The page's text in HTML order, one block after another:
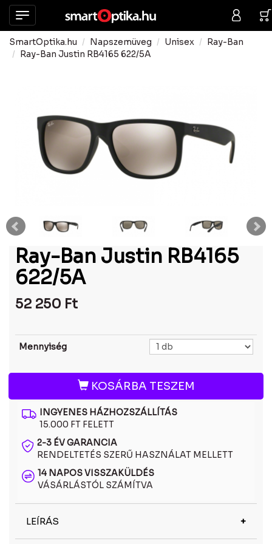
SmartOptika.hu Napszemüveg Unisex
Ray-Ban
Ray-Ban Justin RB4165 622/5A
Ray-Ban Justin RB4165
622/5A
52 250 Ft
Mennyiség
KOSÁRBA TESZEM
INGYENES HÁZHOZSZÁLLÍTÁS
15.000 FT FELETT
2-3 ÉV GARANCIA
RENDELTETÉS SZERŰ HASZNÁLAT MELLETT
14 NAPOS VISSZAKÜLDÉS
VÁSÁRLÁSTÓL SZÁMÍTVA
LEÍRÁS